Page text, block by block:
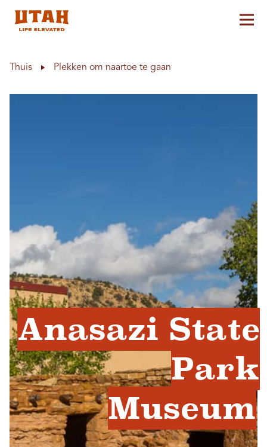
Thuis Plekken om naartoe te gaan
Anasazi State
Park
Museum